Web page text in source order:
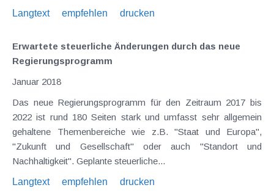
Langtext
empfehlen drucken
Erwartete steuerliche Änderungen durch das neue
Regierungsprogramm
Januar 2018
Das neue Regierungsprogramm für den Zeitraum 2017 bis
2022 ist rund 180 Seiten stark und umfasst sehr allgemein
gehaltene Themenbereiche wie z.B. "Staat und Europa",
"Zukunft und Gesellschaft" oder auch "Standort und
Nachhaltigkeit". Geplante steuerliche...
Langtext
empfehlen drucken